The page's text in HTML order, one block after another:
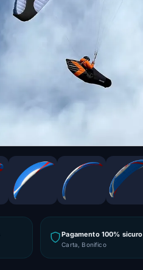
Pagamento 100% sicuro
Carta, Bonifico